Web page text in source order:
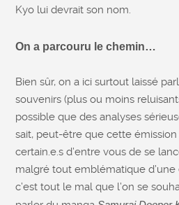
Kyo lui devrait son nom.
On a parcouru le chemin…
Bien sûr, on a ici surtout laissé
souvenirs (plus ou moins
possible que des analyses
sait, peut-être que cette
certain.e.s d’entre vous de se
malgré tout emblématique d’une
c’est tout le mal que l’on se